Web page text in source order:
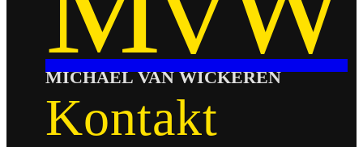
MICHAEL VAN WICKEREN
Kontakt